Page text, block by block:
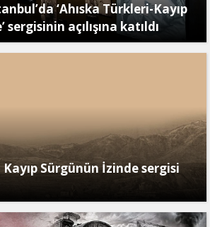
‘Ahıska Türkleri-Kayıp
açılışına katıldı
Sürgünün İzinde sergisi